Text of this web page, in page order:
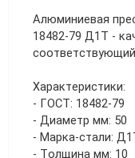
Алюминиевая
18482-79 Д1Т -
Характеристики:
- ГОСТ: 18482-79
- Диаметр мм: 50
- Марка-стали:
- Толщина мм: 10